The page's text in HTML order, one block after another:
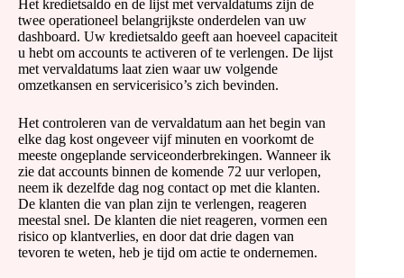
Het kredietsaldo en de lijst met vervaldatums zijn de
twee operationeel belangrijkste onderdelen van uw
dashboard. Uw kredietsaldo geeft aan hoeveel capaciteit
u hebt om accounts te activeren of te verlengen. De lijst
met vervaldatums laat zien waar uw volgende
omzetkansen en servicerisico’s zich bevinden.
Het controleren van de vervaldatum aan het begin van
elke dag kost ongeveer vijf minuten en voorkomt de
meeste ongeplande serviceonderbrekingen. Wanneer ik
zie dat accounts binnen de komende 72 uur verlopen,
neem ik dezelfde dag nog contact op met die klanten.
De klanten die van plan zijn te verlengen, reageren
meestal snel. De klanten die niet reageren, vormen een
risico op klantverlies, en door dat drie dagen van
tevoren te weten, heb je tijd om actie te ondernemen.